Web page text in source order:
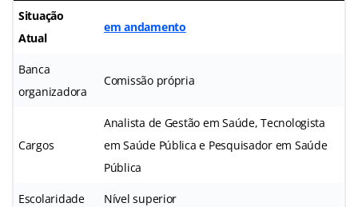
Situação
Atual
em andamento
Banca
organizadora
Comissão própria
Cargos
Analista de Gestão em Saúde, Tecnologista
em Saúde Pública e Pesquisador em Saúde
Pública
Escolaridade Nível superior